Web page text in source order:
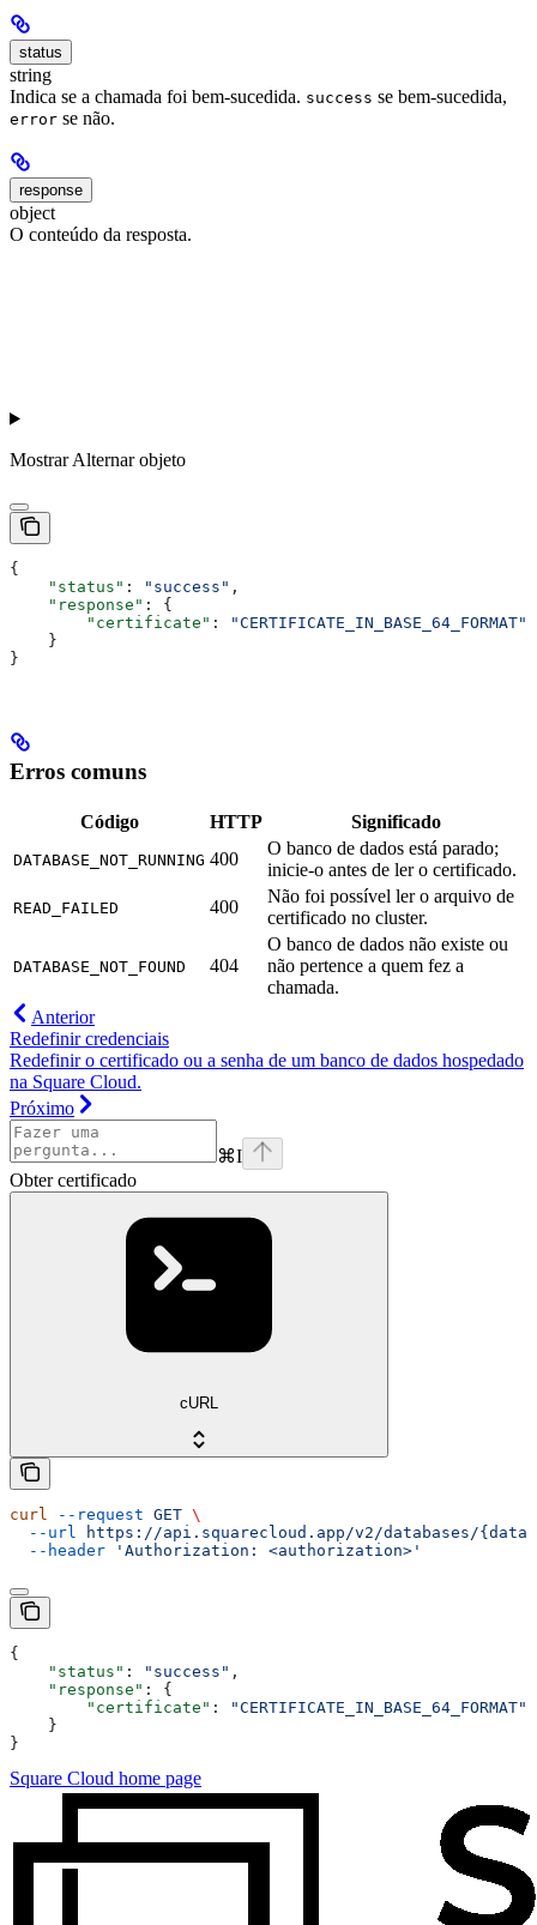
status
string
Indica se a chamada foi bem-sucedida. success se bem-sucedida,
error se não.
response
object
O conteúdo da resposta.
Mostrar Alternar objeto
{
    "status"
: "success" ,
    "response"
: {
        "certificate"
:
"CERTIFICATE_IN_BASE_64_FORMAT"
    }
}
Erros comuns
Código HTTP Significado
DATABASE_NOT_RUNNING 400
O banco de dados está parado;
inicie-o antes de ler o certificado.
READ_FAILED 400
Não foi possível ler o arquivo de
certificado no cluster.
DATABASE_NOT_FOUND 404
O banco de dados não existe ou
não pertence a quem fez a
chamada.
Anterior
Redefinir credenciais
Redefinir o certificado ou a senha de um banco de dados hospedado
na Square Cloud.
Próximo
⌘I
Obter certificado
cURL
curl --request GET \
  --url
https://api.squarecloud.app/v2/databases/
  --header
'Authorization: <authorization>'
{
    "status"
: "success" ,
    "response"
: {
        "certificate"
:
"CERTIFICATE_IN_BASE_64_FORMAT"
    }
}
Square Cloud home page